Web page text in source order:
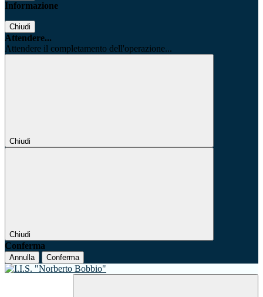
Informazione
Chiudi
Attendere...
Attendere il completamento dell'operazione...
Chiudi
Chiudi
Conferma
Annulla Conferma